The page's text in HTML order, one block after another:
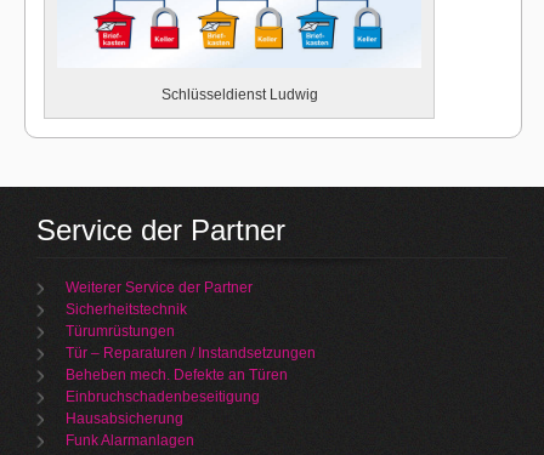
Schlüsseldienst Ludwig
Service der Partner
Weiterer Service der Partner
Sicherheitstechnik
Türumrüstungen
Tür – Reparaturen / Instandsetzungen
Beheben mech. Defekte an Türen
Einbruchschadenbeseitigung
Hausabsicherung
Funk Alarmanlagen